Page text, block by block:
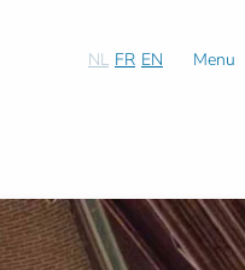
NL FR EN Menu